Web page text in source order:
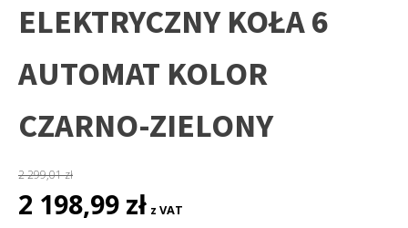
ELEKTRYCZNY KOŁA 6
AUTOMAT KOLOR
CZARNO-ZIELONY
2 299,01zł
Pierwotna
cena
2 198,99 zł cena
z VAT